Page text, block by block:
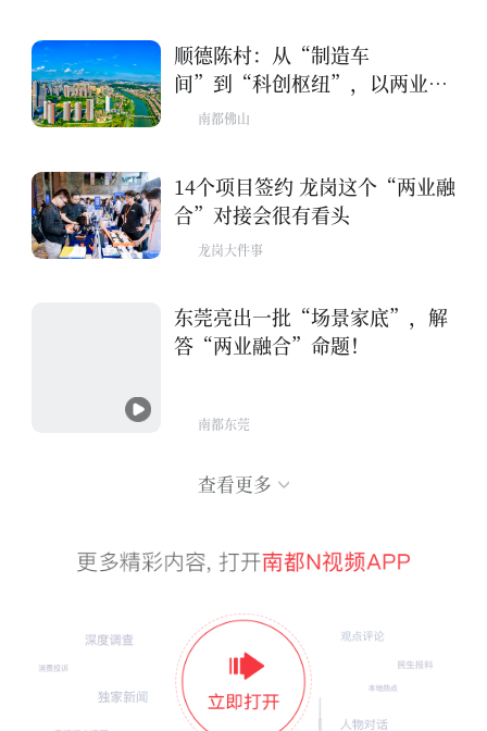
顺德陈村：从“制造车
间”到“科创枢纽”，以两业融
合破局
南都佛山
14个项目签约 龙岗这个“两业融
合”对接会很有看头
龙岗大件事
东莞亮出一批“场景家底”，解
答“两业融合”命题！
南都东莞
查看更多